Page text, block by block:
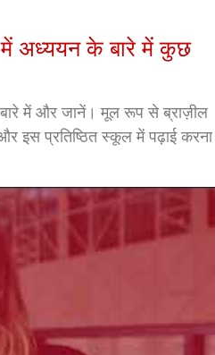
में अध्ययन के बारे में कुछ
बारे में और जानें। मूल रूप से ब्राज़ील
इस प्रतिष्ठित स्कूल में पढ़ाई करना